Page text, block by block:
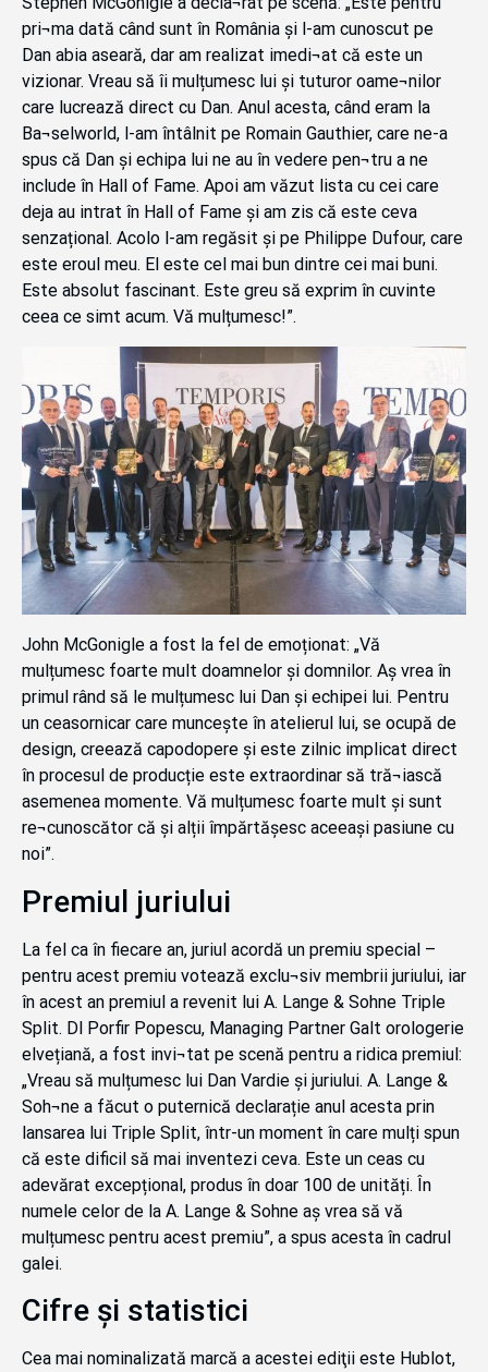
pri¬ma dată când sunt în România și l-am cunoscut pe
Dan abia aseară, dar am realizat imedi¬at că este un
vizionar. Vreau să îi mulțumesc lui și tuturor oame¬nilor
care lucrează direct cu Dan. Anul acesta, când eram la
Ba¬selworld, l-am întâlnit pe Romain Gauthier, care ne-a
spus că Dan și echipa lui ne au în vedere pen¬tru a ne
include în Hall of Fame. Apoi am văzut lista cu cei care
deja au intrat în Hall of Fame și am zis că este ceva
senzațional. Acolo l-am regăsit și pe Philippe Dufour, care
este eroul meu. El este cel mai bun dintre cei mai buni.
Este absolut fascinant. Este greu să exprim în cuvinte
ceea ce simt acum. Vă mulțumesc!”.
John McGonigle a fost la fel de emoționat: „Vă
mulțumesc foarte mult doamnelor și domnilor. Aș vrea în
primul rând să le mulțumesc lui Dan și echipei lui. Pentru
un ceasornicar care muncește în atelierul lui, se ocupă de
design, creează capodopere și este zilnic implicat direct
în procesul de producție este extraordinar să tră¬iască
asemenea momente. Vă mulțumesc foarte mult și sunt
re¬cunoscător că și alții împărtășesc aceeași pasiune cu
noi”.
Premiul juriului
La fel ca în fiecare an, juriul acordă un premiu special –
pentru acest premiu votează exclu¬siv membrii juriului, iar
în acest an premiul a revenit lui A. Lange & Sohne Triple
Split. Dl Porfir Popescu, Managing Partner Galt orologerie
elvețiană, a fost invi¬tat pe scenă pentru a ridica premiul:
„Vreau să mulțumesc lui Dan Vardie și juriului. A. Lange &
Soh¬ne a făcut o puternică declarație anul acesta prin
lansarea lui Triple Split, într-un moment în care mulți spun
că este dificil să mai inventezi ceva. Este un ceas cu
adevărat excepțional, produs în doar 100 de unități. În
numele celor de la A. Lange & Sohne aș vrea să vă
mulțumesc pentru acest premiu”, a spus acesta în cadrul
galei.
Cifre și statistici
Cea mai nominalizată marcă a acestei ediţii este Hublot,